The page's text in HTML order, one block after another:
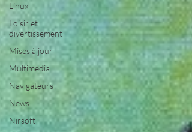
Linux
Loisir et
divertissement
Mises à jour
Multimedia
Navigateurs
News
Nirsoft